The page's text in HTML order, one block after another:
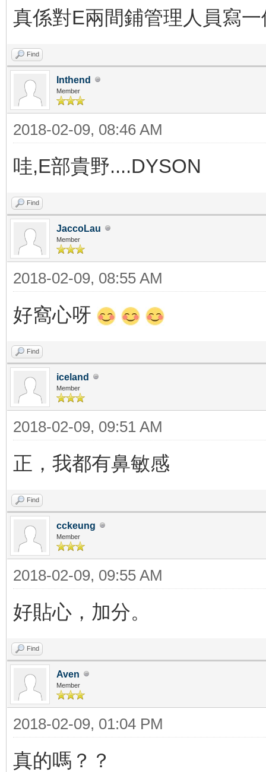
真係對E兩間鋪管理人員寫
Find
Inthend
Member
2018-02-09, 08:46 AM
哇,E部貴野....DYSON
Find
JaccoLau
Member
2018-02-09, 08:55 AM
好窩心呀
Find
iceland
Member
2018-02-09, 09:51 AM
正，我都有鼻敏感
Find
cckeung
Member
2018-02-09, 09:55 AM
好貼心，加分。
Find
Aven
Member
2018-02-09, 01:04 PM
真的嗎？？